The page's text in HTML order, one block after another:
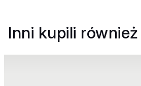
Inni kupili również